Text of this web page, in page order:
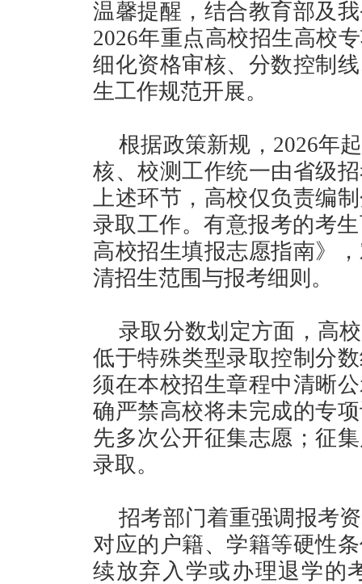
温馨提醒，结合教育部及
2026年重点高校招生高校
细化资格审核、分数控制
生工作规范开展。
根据政策新规，2026年
核、校测工作统一由省级
上述环节，高校仅负责编
录取工作。有意报考的考
高校招生填报志愿指南》
清招生范围与报考细则。
录取分数划定方面，高
低于特殊类型录取控制分
须在本校招生章程中清晰
确严禁高校将未完成的专
先多次公开征集志愿；征
录取。
招考部门着重强调报考
对应的户籍、学籍等硬性
续放弃入学或办理退学的